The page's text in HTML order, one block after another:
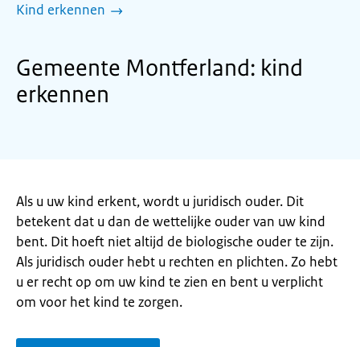
Kind erkennen
Gemeente Montferland: kind
erkennen
Als u uw kind erkent, wordt u juridisch ouder. Dit
betekent dat u dan de wettelijke ouder van uw kind
bent. Dit hoeft niet altijd de biologische ouder te zijn.
Als juridisch ouder hebt u rechten en plichten. Zo hebt
u er recht op om uw kind te zien en bent u verplicht
om voor het kind te zorgen.